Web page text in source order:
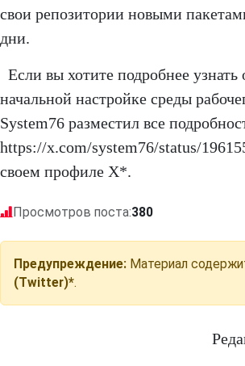
свои репозитории новыми
дни.
Если вы хотите подробнее узнать
начальной настройке среды
System76 разместил все
https://x.com/system76/status/
своем профиле X*.
Просмотров поста:380
Предупреждение: Материал
(Twitter)*.